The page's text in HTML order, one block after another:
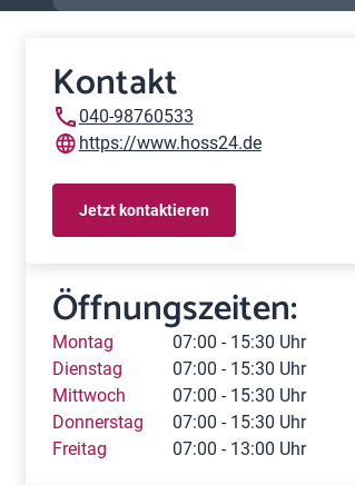
Kontakt
040-98760533
https://www.hoss24.de
Jetzt kontaktieren
Öffnungszeiten:
Montag
07:00 - 15:30 Uhr
Dienstag
07:00 - 15:30 Uhr
Mittwoch
07:00 - 15:30 Uhr
Donnerstag
07:00 - 15:30 Uhr
Freitag
07:00 - 13:00 Uhr